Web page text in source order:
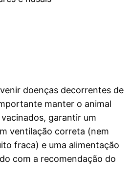
doenças decorrentes de
manter o animal
garantir um
ventilação correta (nem
fraca) e uma alimentação
com a recomendação do